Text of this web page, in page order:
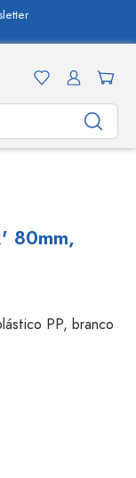
80mm,